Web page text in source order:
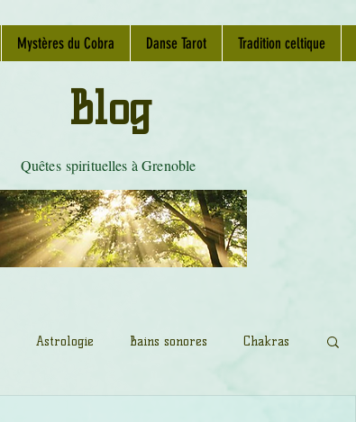
Mystères du Cobra Danse Tarot Tradition celtique
Quêtes spirituelles à Grenoble
Blog
Astrologie Bains sonores Chakras